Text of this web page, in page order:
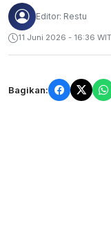
Editor: Restu
11 Juni 2026 - 16:36
Bagikan: